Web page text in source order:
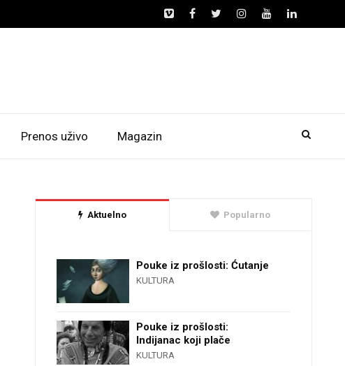
Prenos uživo Magazin
Aktuelno Popularno
Pouke iz prošlosti: Ćutanje
KULTURA
Pouke iz prošlosti:
Indijanac koji plače
KULTURA